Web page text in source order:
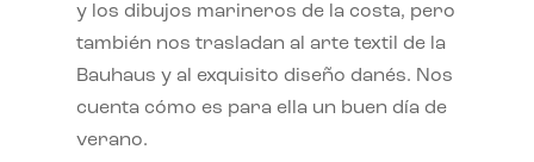
y los dibujos marineros de la costa, pero
también nos trasladan al arte textil de la
Bauhaus y al exquisito diseño danés. Nos
cuenta cómo es para ella un buen día de
verano.